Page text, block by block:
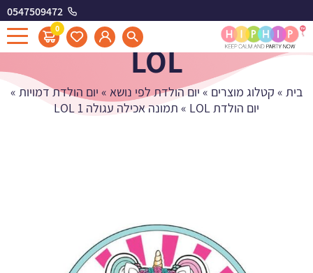
0547509472
0 תמונה אכילה עגולה 1
LOL
בית » קטלוג מוצרים » יום הולדת לפי נושא » יום הולדת דמויות »
יום הולדת LOL
» תמונה אכילה עגולה 1 LOL